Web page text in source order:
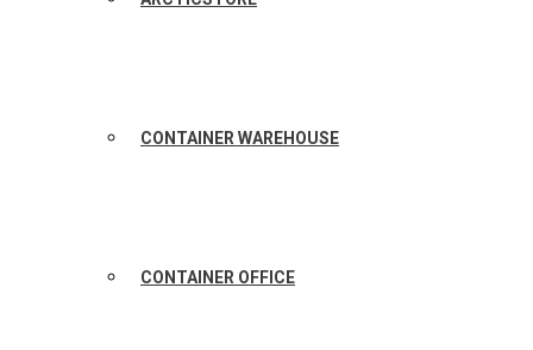
CONTAINER WAREHOUSE
CONTAINER OFFICE